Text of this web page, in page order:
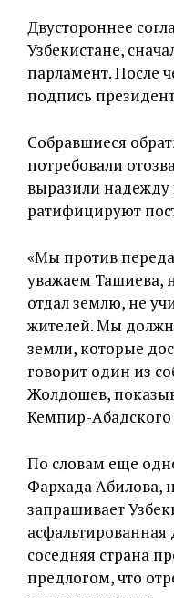
Двустороннее
Узбекистане,
парламент. После
подпись
Собравшиеся
потребовали
выразили надежду
ратифицируют
«Мы против
уважаем Ташиева,
отдал землю, не
жителей. Мы
земли, которые
говорит один из
Жолдошев,
Кемпир-
По словам еще
Фархада Абилова,
запрашивает
соседняя страна
предлогом, что